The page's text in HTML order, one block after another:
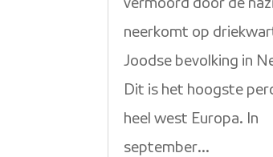
vermoord door de
neerkomt op
Joodse bevolking in
Dit is het hoogste
heel west Europa. In
september...